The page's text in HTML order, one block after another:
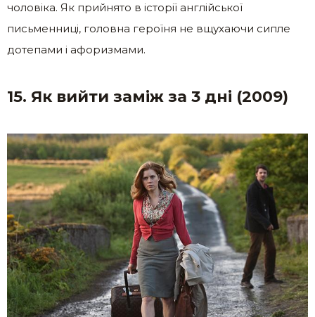
чоловіка. Як прийнято в історії англійської
письменниці, головна героїня не вщухаючи сипле
дотепами і афоризмами.
15. Як вийти заміж за 3 дні (2009)